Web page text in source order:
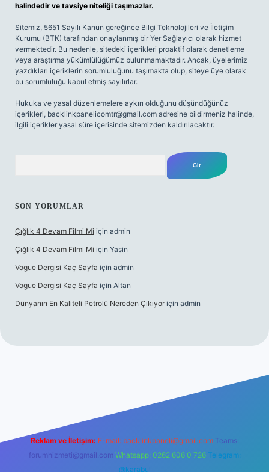
halindedir ve tavsiye niteliği taşımazlar.
Sitemiz, 5651 Sayılı Kanun gereğince Bilgi Teknolojileri ve İletişim
Kurumu (BTK) tarafından onaylanmış bir Yer Sağlayıcı olarak hizmet
vermektedir. Bu nedenle, sitedeki içerikleri proaktif olarak denetleme
veya araştırma yükümlülüğümüz bulunmamaktadır. Ancak, üyelerimiz
yazdıkları içeriklerin sorumluluğunu taşımakta olup, siteye üye olarak
bu sorumluluğu kabul etmiş sayılırlar.
Hukuka ve yasal düzenlemelere aykırı olduğunu düşündüğünüz
içerikleri, backlinkpanelicomtr@gmail.com adresine bildirmeniz halinde,
ilgili içerikler yasal süre içerisinde sitemizden kaldırılacaktır.
SON YORUMLAR
Çığlık 4 Devam Filmi Mi için admin
Çığlık 4 Devam Filmi Mi için Yasin
Vogue Dergisi Kaç Sayfa için admin
Vogue Dergisi Kaç Sayfa için Altan
Dünyanın En Kaliteli Petrolü Nereden Çıkıyor için admin
Reklam ve İletişim: E-mail: backlinkpaneli@gmail.com Teams:
forumhizmeti@gmail.com Whatsapp: 0262 606 0 726 Telegram:
@karabul